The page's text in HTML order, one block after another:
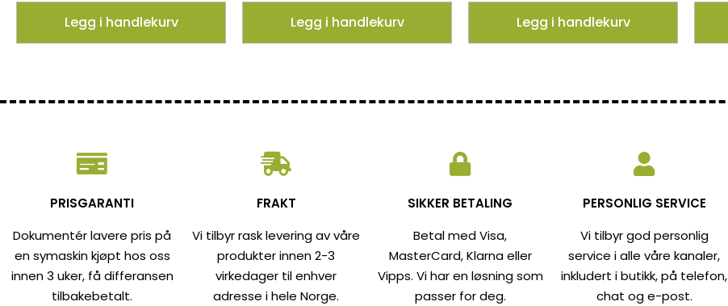
Legg i handlekurv Legg i handlekurv Legg i handlekurv
PRISGARANTI
Dokumentér lavere pris på
en symaskin kjøpt hos oss
innen 3 uker, få differansen
tilbakebetalt.
FRAKT
Vi tilbyr rask levering av våre
produkter innen 2-3
virkedager til enhver
adresse i hele Norge.
SIKKER BETALING
Betal med Visa,
MasterCard, Klarna eller
Vipps. Vi har en løsning som
passer for deg.
PERSONLIG SERVICE
Vi tilbyr god personlig
service i alle våre kanaler,
inkludert i butikk, på telefon,
chat og e-post.